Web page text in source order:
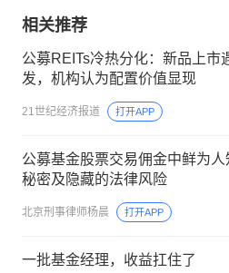
相关推荐
公募REITs冷热分化：新品上市
发，机构认为配置价值显现
21世纪经济报道 打开APP
公募基金股票交易佣金中鲜为人
秘密及隐藏的法律风险
北京刑事律师杨晨 打开APP
一批基金经理，收益扛住了